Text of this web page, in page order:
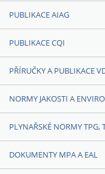
PUBLIKACE AIAG
PUBLIKACE CQI
PŘÍRUČKY A PUBLIKACE
NORMY JAKOSTI A
PLYNAŘSKÉ NORMY TPG,
DOKUMENTY MPA A EAL